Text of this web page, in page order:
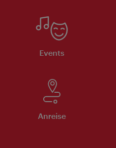
Events
Anreise